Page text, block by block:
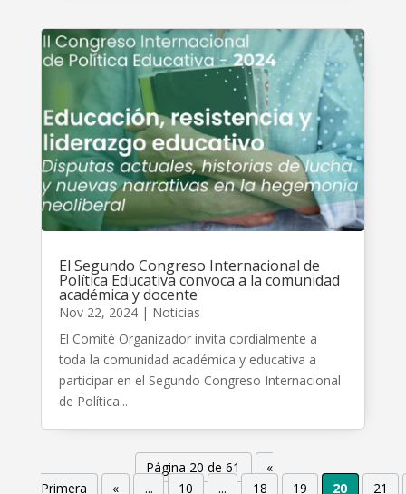
El Segundo Congreso Internacional de
Política Educativa convoca a la comunidad
académica y docente
Nov 22, 2024| Noticias
El Comité Organizador invita cordialmente a
toda la comunidad académica y educativa a
participar en el Segundo Congreso Internacional
de Política...
Página 20 de 61
«
Primera
« ... 10 ... 18 19 20 21